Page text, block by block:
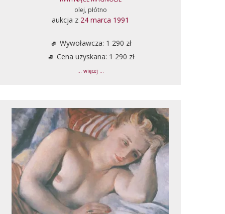
olej, płótno
aukcja z 24 marca 1991
Wywoławcza: 1 290 zł
Cena uzyskana: 1 290 zł
... więcej ...